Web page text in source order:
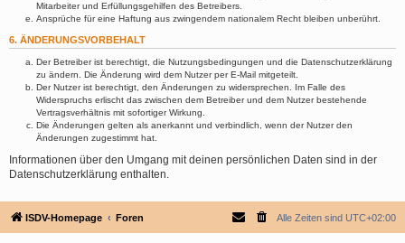
Mitarbeiter und Erfüllungsgehilfen des Betreibers.
Ansprüche für eine Haftung aus zwingendem nationalem Recht bleiben unberührt.
6. ÄNDERUNGSVORBEHALT
Der Betreiber ist berechtigt, die Nutzungsbedingungen und die Datenschutzerklärung
zu ändern. Die Änderung wird dem Nutzer per E-Mail mitgeteilt.
Der Nutzer ist berechtigt, den Änderungen zu widersprechen. Im Falle des
Widerspruchs erlischt das zwischen dem Betreiber und dem Nutzer bestehende
Vertragsverhältnis mit sofortiger Wirkung.
Die Änderungen gelten als anerkannt und verbindlich, wenn der Nutzer den
Änderungen zugestimmt hat.
Informationen über den Umgang mit deinen persönlichen Daten sind in der
Datenschutzerklärung enthalten.
ISDV-Homepage Foren Alle Zeiten sind UTC+02:00